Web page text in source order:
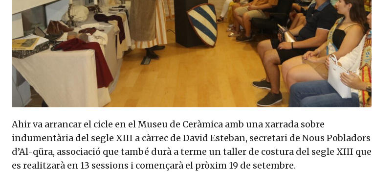
Ahir va arrancar el cicle en el Museu de Ceràmica amb una xarrada sobre
indumentària del segle XIII a càrrec de David Esteban, secretari de Nous Pobladors
d’Al-qüra, associació que també durà a terme un taller de costura del segle XIII que
es realitzarà en 13 sessions i començarà el pròxim 19 de setembre.